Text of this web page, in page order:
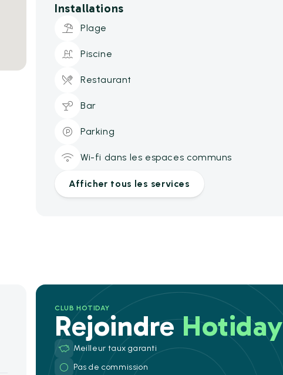
Installations
Plage
Piscine
Restaurant
Bar
Parking
Wi-fi dans les espaces communs
Afficher tous les services
CLUB HOTIDAY
RejoindreHotiday
Meilleur taux garanti
Pas de commission